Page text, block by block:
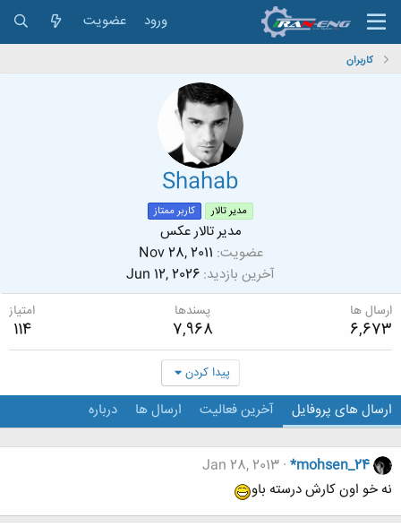
ورود عضویت
کاربران
Shahab
مدیر تالار کاربر ممتاز
مدیر تالار عکس
عضویت Nov 28, 2011
آخرین بازدید Jun 12, 2026
ارسال ها
6,673
پسندها
7,968
امتیاز
114
پیدا کردن
ارسال های پروفایل آخرین فعالیت ارسال ها درباره
*mohsen_24
Jan 28, 2013
نه خو اون كارش درسته باو